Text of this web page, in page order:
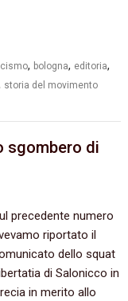
, bologna, editoria,
storia del movimento
sgombero di
precedente numero
riportato il
dello squat
di Salonicco in
in merito allo